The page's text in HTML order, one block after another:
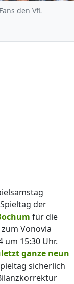
den VfL
der
für die
Vonovia
um 15:30 Uhr.
ganze neun
sicherlich